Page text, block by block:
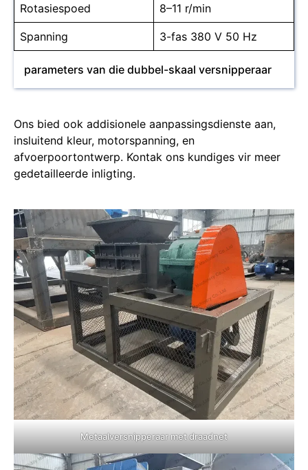
Rotasiespoed 8–11 r/min
Spanning 3-fas 380 V 50 Hz
parameters van die dubbel-skaal versnipperaar
Ons bied ook addisionele aanpassingsdienste aan,
insluitend kleur, motorspanning, en
afvoerpoortontwerp. Kontak ons kundiges vir meer
gedetailleerde inligting.
Metaalversnipperaar met draadnet